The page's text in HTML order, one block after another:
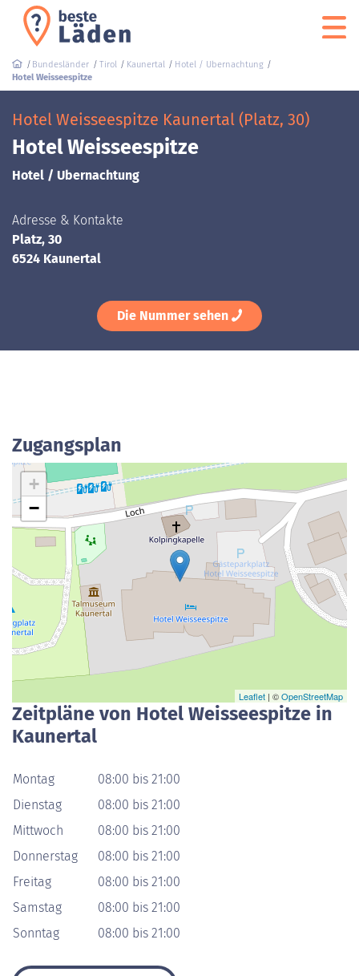
Bundesländer Tirol Kaunertal
Hotel / Ubernachtung
Hotel Weisseespitze
Hotel Weisseespitze Kaunertal (Platz, 30)
Hotel Weisseespitze
Hotel / Ubernachtung
Adresse & Kontakte
Platz, 30
6524 Kaunertal
Die Nummer sehen
Zugangsplan
+
−
Leaflet | ©OpenStreetMap
Zeitpläne von Hotel Weisseespitze in
Kaunertal
Montag
08:00 bis 21:00
Dienstag
08:00 bis 21:00
Mittwoch
08:00 bis 21:00
Donnerstag
08:00 bis 21:00
Freitag
08:00 bis 21:00
Samstag
08:00 bis 21:00
Sonntag
08:00 bis 21:00